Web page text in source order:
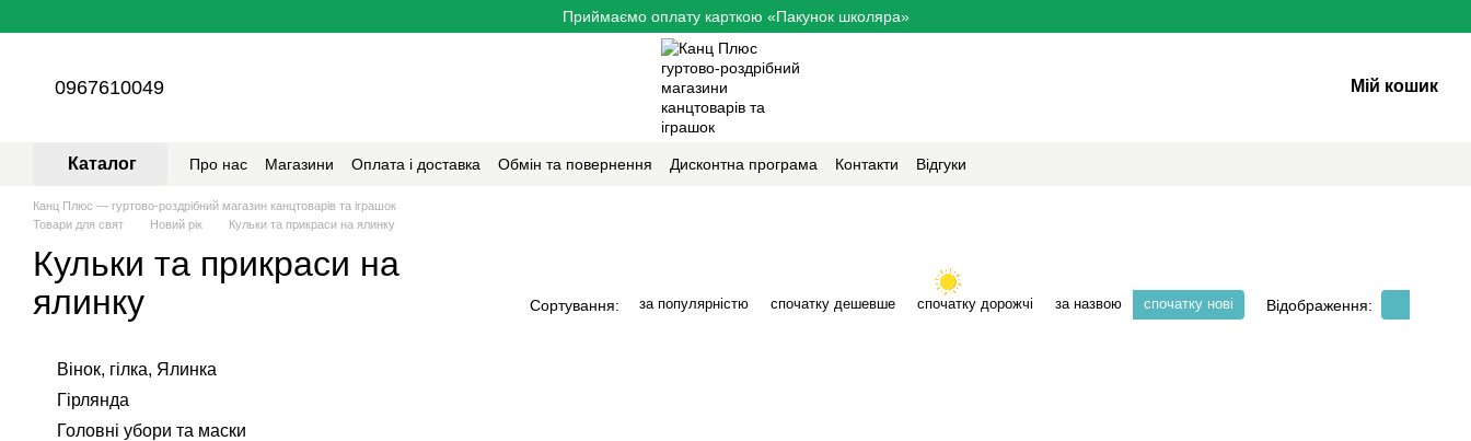
Приймаємо оплату карткою «Пакунок школяра»
0967610049 Мій кошик
Каталог Про нас Магазини Оплата і доставка Обмін та повернення Дисконтна програма Контакти Відгуки
Канц Плюс — гуртово-роздрібний магазин канцтоварів та іграшок
Товари для свят
Новий рік Кульки та прикраси на ялинку
Кульки та прикраси на
ялинку
Сортування: за популярністю спочатку дешевше спочатку дорожчі за назвою спочатку нові Відображення:
Вінок, гілка, Ялинка
Гірлянда
Головні убори та маски